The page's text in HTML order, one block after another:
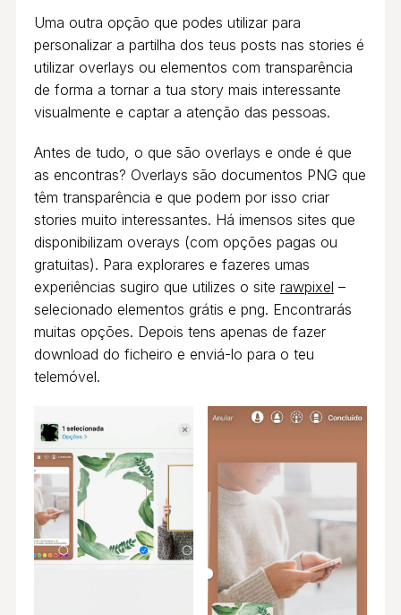
Uma outra opção que podes utilizar para
personalizar a partilha dos teus posts nas stories é
utilizar overlays ou elementos com transparência
de forma a tornar a tua story mais interessante
visualmente e captar a atenção das pessoas.
Antes de tudo, o que são overlays e onde é que
as encontras? Overlays são documentos PNG que
têm transparência e que podem por isso criar
stories muito interessantes. Há imensos sites que
disponibilizam overays (com opções pagas ou
gratuitas). Para explorares e fazeres umas
experiências sugiro que utilizes o site rawpixel –
selecionado elementos grátis e png. Encontrarás
muitas opções. Depois tens apenas de fazer
download do ficheiro e enviá-lo para o teu
telemóvel.